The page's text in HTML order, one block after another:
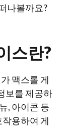
나볼까요?
스란?
맥스롤 게
보를 제공하
, 아이콘 등
용하여 게